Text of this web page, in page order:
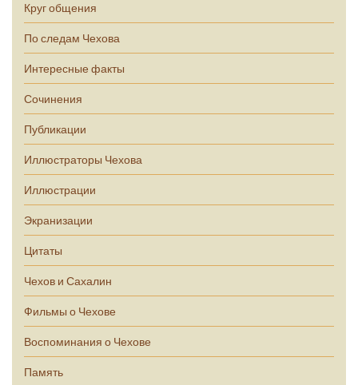
Круг общения
По следам Чехова
Интересные факты
Сочинения
Публикации
Иллюстраторы Чехова
Иллюстрации
Экранизации
Цитаты
Чехов и Сахалин
Фильмы о Чехове
Воспоминания о Чехове
Память